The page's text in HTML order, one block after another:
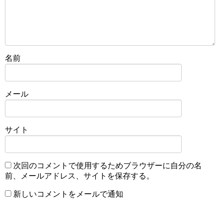
名前
メール
サイト
次回のコメントで使用するためブラウザーに自分の名
前、メールアドレス、サイトを保存する。
新しいコメントをメールで通知